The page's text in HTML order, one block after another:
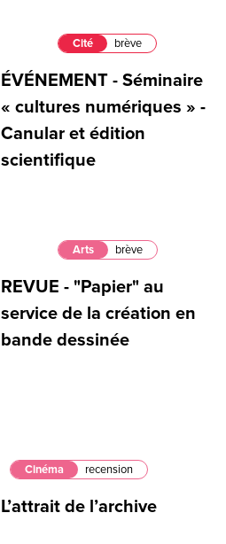
Cité brève
ÉVÉNEMENT - Séminaire
« cultures numériques » -
Canular et édition
scientifique
Arts brève
REVUE - "Papier" au
service de la création en
bande dessinée
Cinéma recension
L’attrait de l’archive